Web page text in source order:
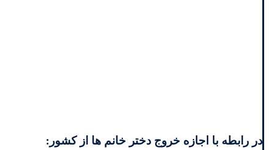
در رابطه با اجازه خروج دختر خانم ها از کشور: